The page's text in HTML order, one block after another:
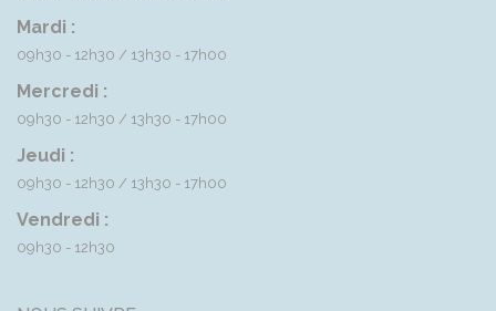
Mardi :
09h30 - 12h30 13h30 - 17h00
Mercredi :
09h30 - 12h30 13h30 - 17h00
Jeudi :
09h30 - 12h30 13h30 - 17h00
Vendredi :
09h30 - 12h30